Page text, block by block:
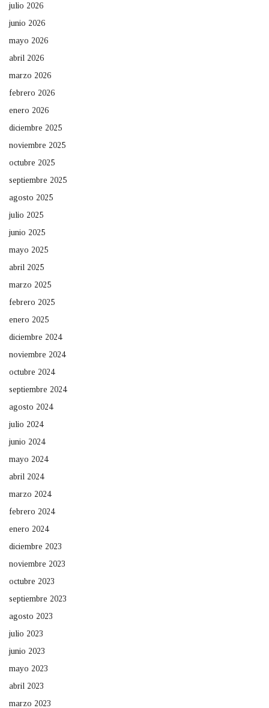
julio 2026
junio 2026
mayo 2026
abril 2026
marzo 2026
febrero 2026
enero 2026
diciembre 2025
noviembre 2025
octubre 2025
septiembre 2025
agosto 2025
julio 2025
junio 2025
mayo 2025
abril 2025
marzo 2025
febrero 2025
enero 2025
diciembre 2024
noviembre 2024
octubre 2024
septiembre 2024
agosto 2024
julio 2024
junio 2024
mayo 2024
abril 2024
marzo 2024
febrero 2024
enero 2024
diciembre 2023
noviembre 2023
octubre 2023
septiembre 2023
agosto 2023
julio 2023
junio 2023
mayo 2023
abril 2023
marzo 2023